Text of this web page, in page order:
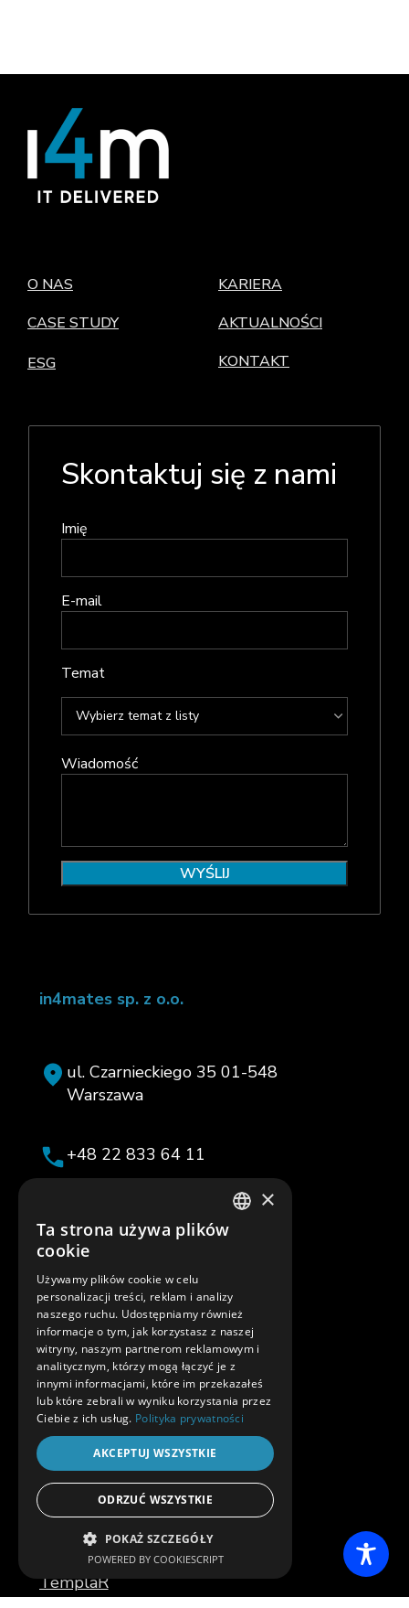
O NAS
CASE STUDY
ESG
KARIERA
AKTUALNOŚCI
KONTAKT
Skontaktuj się z nami
Imię
E-mail
Temat
Wiadomość
in4mates sp. z o.o.
ul. Czarnieckiego 35 01-548
Warszawa
+48 22 833 64 11
in4mates@in4mates.com
Dołącz do nas:
Oferta
SellFee
inVoice
TemplaR
×
Ta strona używa plików
cookie
Używamy plików cookie w celu
personalizacji treści, reklam i analizy
naszego ruchu. Udostępniamy również
informacje o tym, jak korzystasz z naszej
witryny, naszym partnerom reklamowym i
analitycznym, którzy mogą łączyć je z
innymi informacjami, które im przekazałeś
lub które zebrali w wyniku korzystania przez
Ciebie z ich usług. Polityka prywatności
AKCEPTUJ WSZYSTKIE
ODRZUĆ WSZYSTKIE
POKAŻ SZCZEGÓŁY
NIEZBĘDNE
POWERED BY COOKIESCRIPT